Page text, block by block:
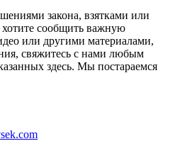
закона, взятками или
хотите сообщить важную
или другими материалами,
свяжитесь с нами любым
здесь. Мы постараемся